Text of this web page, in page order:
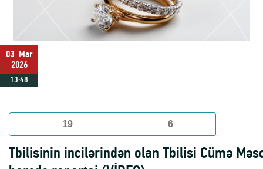
03 Mar
2026
13:48
19 6
Tbilisinin incilərindən olan Tbilisi Cümə